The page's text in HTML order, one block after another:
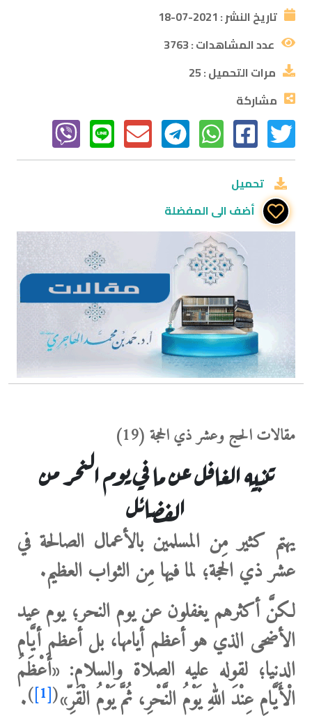
تاريخ النشر :2021-07-18
عدد المشاهدات :3763
مرات التحميل :25
مشاركة
تحميل
أضف الى المفضلة
مقالات الحج وعشر ذي الحجة (19)
تنبيه الغافل عن ما في يوم النحر من
الفضائل
يهتم كثير مِن المسلمين بالأعمال الصالحة في
عشر ذي الحجة؛ لما فيها مِن الثواب العظيم.
لكنَّ أكثرهم يغفلون عن يوم النحر؛ يوم عيد
الأضحى الذي هو أعظم أيامها، بل أعظم أيَّام
الدنيا؛ لقوله عليه الصلاة والسلام: «أَعْظَمُ
‌الْأَيَّامِ ‌عِنْدَ ‌اللهِ يَوْمُ النَّحْرِ، ثُمَّ يَوْمُ الْقَرِّ»(
[1]
)
.